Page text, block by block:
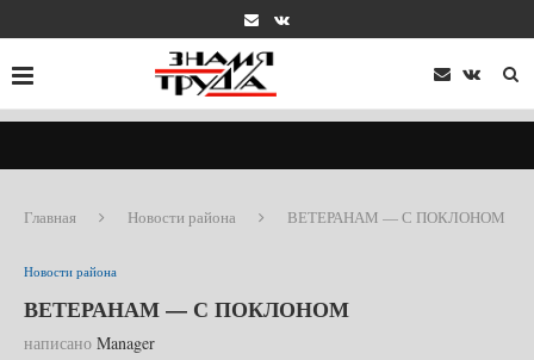
Главная Новости района ВЕТЕРАНАМ — С ПОКЛОНОМ
Новости района
ВЕТЕРАНАМ — С ПОКЛОНОМ
написано Manager